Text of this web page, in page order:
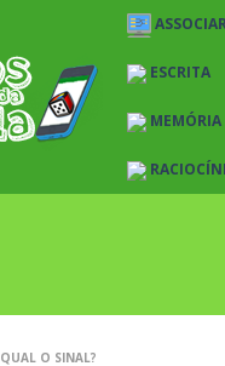
ESCRITA
MEMÓRIA
QUAL O SINAL?